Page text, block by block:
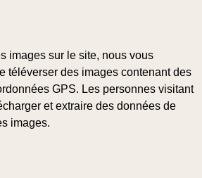
images sur le site, nous vous
téléverser des images contenant des
GPS. Les personnes visitant
et extraire des données de
images.